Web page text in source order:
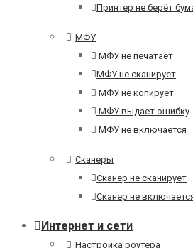
Принтер не берёт
МФУ
МФУ не печатает
МФУ не сканирует
МФУ не копирует
МФУ выдает ошибку
МФУ не включается
Сканеры
Сканер не сканирует
Сканер не
Интернет и сети
Настройка роутера